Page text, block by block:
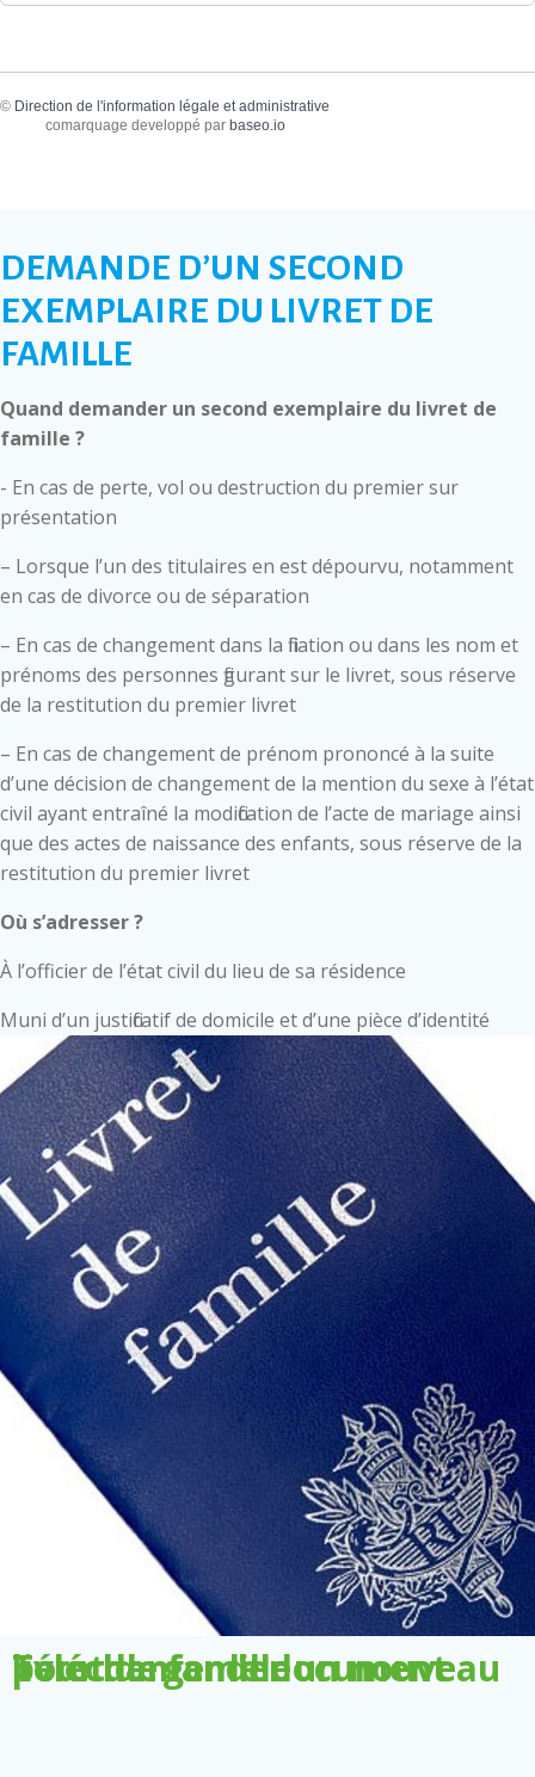
© Direction de l'information légale et administrative
comarquage developpé par baseo.io
DEMANDE D’UN SECOND
EXEMPLAIRE DU LIVRET DE
FAMILLE
Quand demander un second exemplaire du livret de
famille ?
- En cas de perte, vol ou destruction du premier sur
présentation
– Lorsque l’un des titulaires en est dépourvu, notamment
en cas de divorce ou de séparation
– En cas de changement dans la filiation ou dans les nom et
prénoms des personnes figurant sur le livret, sous réserve
de la restitution du premier livret
– En cas de changement de prénom prononcé à la suite
d’une décision de changement de la mention du sexe à l’état
civil ayant entraîné la modification de l’acte de mariage ainsi
que des actes de naissance des enfants, sous réserve de la
restitution du premier livret
Où s’adresser ?
À l’officier de l’état civil du lieu de sa résidence
Muni d’un justificatif de domicile et d’une pièce d’identité
Télécharger le document pour demander un nouveau livret de famille